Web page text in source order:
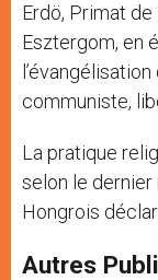
Erdö, Primat
Esztergom, en
communiste,
La pratique
selon le
Hongrois
Autres